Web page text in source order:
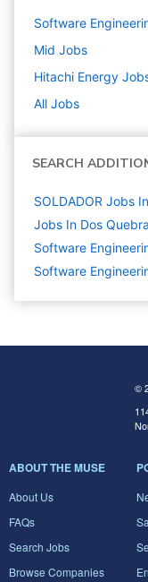
Software
Mid Jobs
Hitachi Energy
All Jobs
SEARCH
SOLDADOR Jobs
Jobs In Dos
Software
Software
©
ABOUT THE MUSE
About Us
FAQs
Search Jobs
Browse Companies